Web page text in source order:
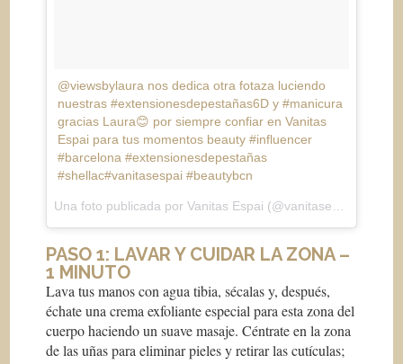
@viewsbylaura nos dedica otra fotaza luciendo
nuestras #extensionesdepestañas6D y #manicura
gracias Laura😊 por siempre confiar en Vanitas
Espai para tus momentos beauty #influencer
#barcelona #extensionesdepestañas
#shellac#vanitasespai #beautybcn
PASO 1: LAVAR Y CUIDAR LA ZONA –
1 MINUTO
Lava tus manos con agua tibia, sécalas y, después,
échate una crema exfoliante especial para esta zona del
cuerpo haciendo un suave masaje. Céntrate en la zona
de las uñas para eliminar pieles y retirar las cutículas;